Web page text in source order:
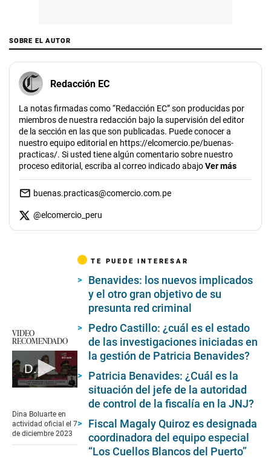
SOBRE EL AUTOR
Redacción EC
La notas firmadas como “Redacción EC” son producidas por
miembros de nuestra redacción bajo la supervisión del editor
de la sección en las que son publicadas. Puede conocer a
nuestro equipo editorial en https://elcomercio.pe/buenas-
practicas/. Si usted tiene algún comentario sobre nuestro
proceso editorial, escriba al correo indicado abajoVer más
buenas.practicas@comercio.com.pe
@elcomercio_peru
VIDEO
RECOMENDADO
Dina Boluarte en actividad oficial el 7 de diciembre 2023
of
3
minutes,
Dina Boluarte en
actividad oficial el 7
de diciembre 2023
TE PUEDE INTERESAR
Benavides: los nuevos implicados
y el otro gran objetivo de su
presunta red criminal
Pedro Castillo: ¿cuál es el estado
de las investigaciones iniciadas en
la gestión de Patricia Benavides?
Patricia Benavides: ¿Cuál es la
situación del jefe de la autoridad
de control de la fiscalía en la JNJ?
Fiscal Magaly Quiroz es designada
coordinadora del equipo especial
“Los Cuellos Blancos del Puerto”